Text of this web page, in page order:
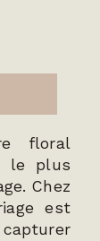
floral
le plus
Chez
est